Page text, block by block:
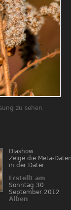
zu sehen
Diashow
Zeige die Meta-
in der Datei
Erstellt am
Sonntag 30
September 2012
Alben